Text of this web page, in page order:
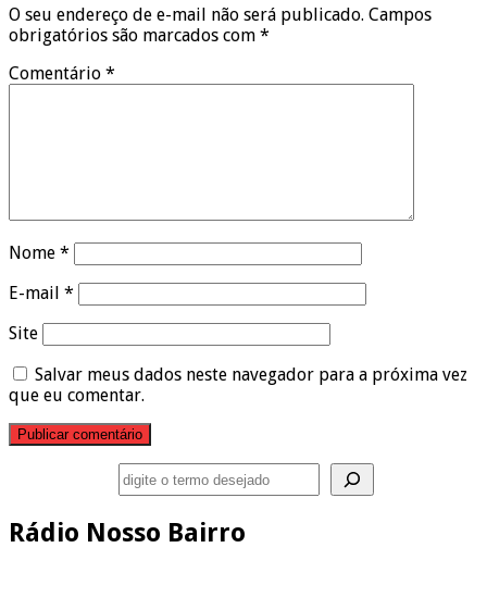
O seu endereço de e-mail não será publicado. Campos
obrigatórios são marcados com *
Comentário *
Nome *
E-mail *
Site
Salvar meus dados neste navegador para a próxima vez
que eu comentar.
Rádio Nosso Bairro